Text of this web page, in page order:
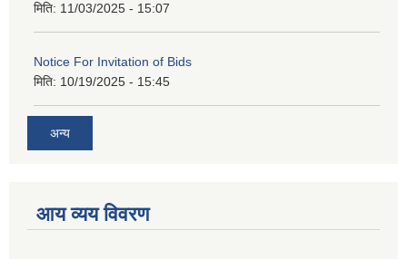
मिति: 11/03/2025 - 15:07
Notice For Invitation of Bids
मिति: 10/19/2025 - 15:45
अन्य
आय व्यय विवरण